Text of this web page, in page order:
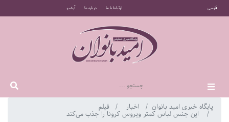
فارسی ارتباط با ما درباره ما آرشیو
پایگاه خبری امید بانوان اخبار فیلم
این جنس لباس‌ کمتر ویروس کرونا را جذب می‌کند